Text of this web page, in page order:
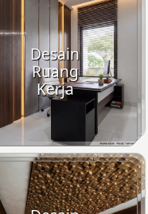
Desain
Ruang
Kerja